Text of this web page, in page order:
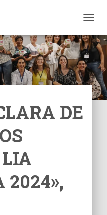
A
M
B
I
A
R
M
O
DE
2024»,